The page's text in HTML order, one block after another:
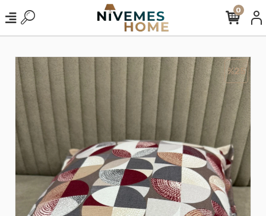
0
%25